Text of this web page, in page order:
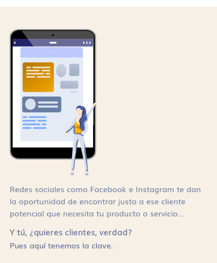
Redes sociales como Facebook e Instagram te dan
la oportunidad de encontrar justo a ese cliente
potencial que necesita tu producto o servicio…
Y tú, ¿quieres clientes, verdad?
Pues aquí tenemos la clave.